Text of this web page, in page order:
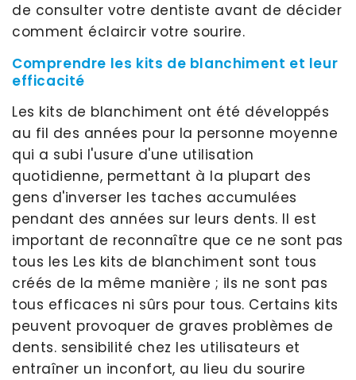
de consulter votre dentiste avant de décider
comment éclaircir votre sourire.
Comprendre les kits de blanchiment et leur
efficacité
Les kits de blanchiment ont été développés
au fil des années pour la personne moyenne
qui a subi l'usure d'une utilisation
quotidienne, permettant à la plupart des
gens d'inverser les taches accumulées
pendant des années sur leurs dents. Il est
important de reconnaître que ce ne sont pas
tous les Les kits de blanchiment sont tous
créés de la même manière ; ils ne sont pas
tous efficaces ni sûrs pour tous. Certains kits
peuvent provoquer de graves problèmes de
dents. sensibilité chez les utilisateurs et
entraîner un inconfort, au lieu du sourire